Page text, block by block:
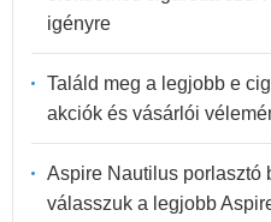
igényre
Találd meg a legjobb e
akciók és vásárlói
Aspire Nautilus porlasztó
válasszuk a legjobb